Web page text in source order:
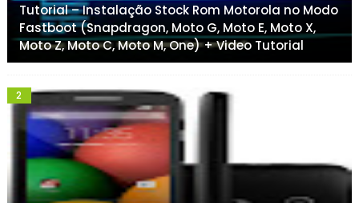
Tutorial – Instalação Stock Rom Motorola no Modo
Fastboot (Snapdragon, Moto G, Moto E, Moto X,
Moto Z, Moto C, Moto M, One) + Video Tutorial